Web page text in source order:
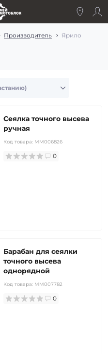
Производитель Ярило
Сеялка точного высева
ручная
Код товара: MM006826
0
Барабан для сеялки
точного высева
однорядной
Код товара: MM007782
0